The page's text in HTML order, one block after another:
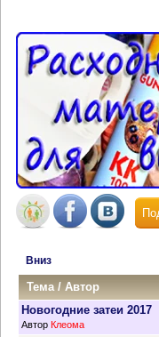
Вниз
Тема/Автор
Новогодние затеи 2017
Автор Клеома